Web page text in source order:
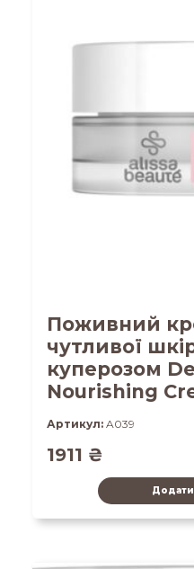
Поживний
чутливої
куперозом
Nourishing
Артикул: A039
1911 ₴